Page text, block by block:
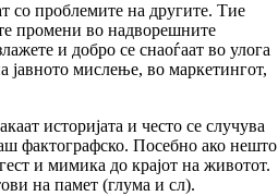
со проблемите на другите. Тие
промени во надворешните
и добро се снаоѓаат во улога
јавното мислење, во маркетингот,
историјата и често се случува
фактографско. Посебно ако нешто
и мимика до крајот на животот.
на памет (глума и сл).